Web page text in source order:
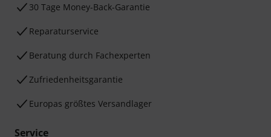
30 Tage Money-Back-Garantie
Reparaturservice
Beratung durch Fachexperten
Zufriedenheitsgarantie
Europas größtes Versandlager
Service